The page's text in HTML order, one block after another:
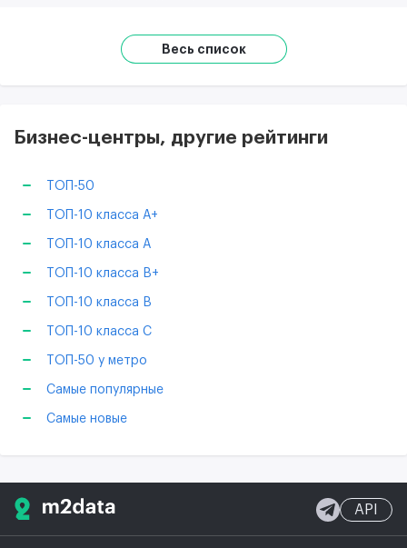
Весь список
Бизнес-центры, другие рейтинги
ТОП-50
ТОП-10 класса А+
ТОП-10 класса А
ТОП-10 класса B+
ТОП-10 класса B
ТОП-10 класса C
ТОП-50 у метро
Самые популярные
Самые новые
API